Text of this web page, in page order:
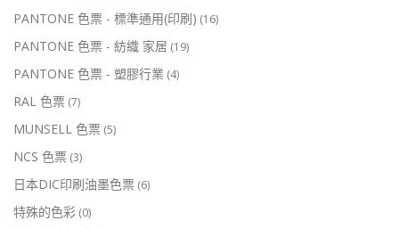
PANTONE 色票 - 標準通用(印刷) (16)
PANTONE 色票 - 紡織 家居 (19)
PANTONE 色票 - 塑膠行業 (4)
RAL 色票 (7)
MUNSELL 色票 (5)
NCS 色票 (3)
日本DIC印刷油墨色票 (6)
特殊的色彩 (0)